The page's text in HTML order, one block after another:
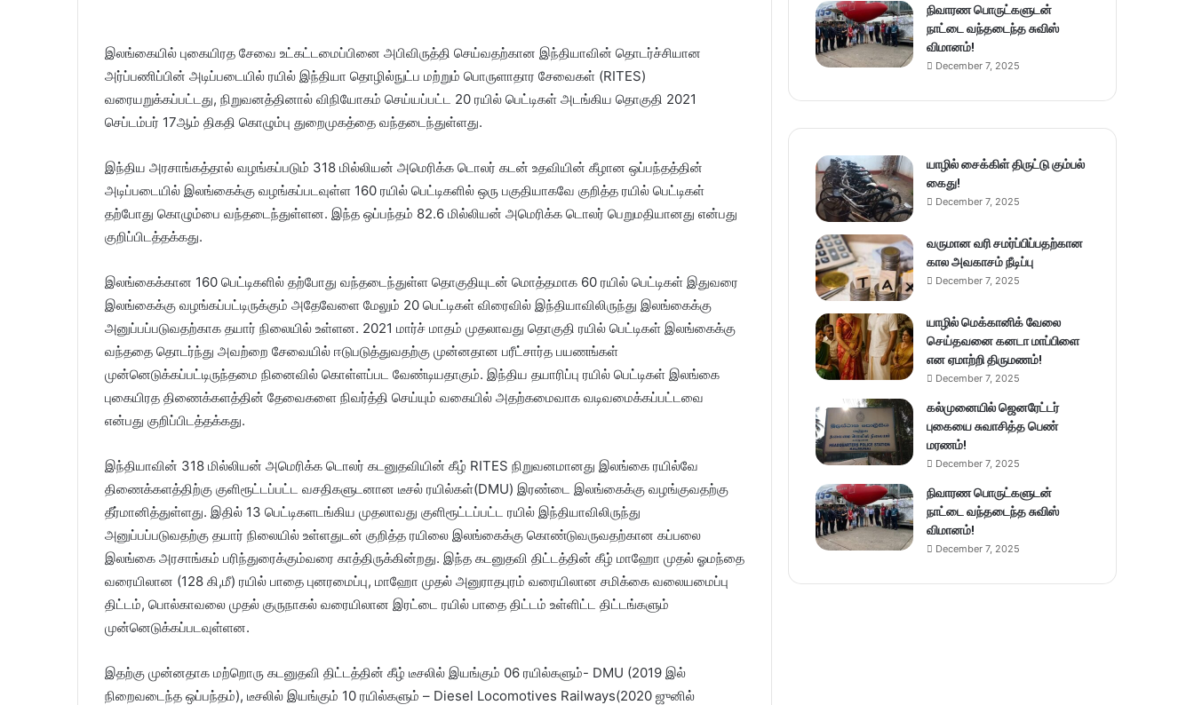
இலங்கையில் புகையிரத சேவை உட்கட்டமைப்பினை அபிவிருத்தி செய்வதற்கான இந்தியாவின் தொடர்ச்சியான
அர்ப்பணிப்பின் அடிப்படையில் ரயில் இந்தியா தொழில்நுட்ப மற்றும் பொருளாதார சேவைகள் (RITES)
வரையறுக்கப்பட்டது, நிறுவனத்தினால் விநியோகம் செய்யப்பட்ட 20 ரயில் பெட்டிகள் அடங்கிய தொகுதி 2021
செப்டம்பர் 17ஆம் திகதி கொழும்பு துறைமுகத்தை வந்தடைந்துள்ளது.
இந்திய அரசாங்கத்தால் வழங்கப்படும் 318 மில்லியன் அமெரிக்க டொலர் கடன் உதவியின் கீழான ஒப்பந்தத்தின்
அடிப்படையில் இலங்கைக்கு வழங்கப்படவுள்ள 160 ரயில் பெட்டிகளில் ஒரு பகுதியாகவே குறித்த ரயில் பெட்டிகள்
தற்போது கொழும்பை வந்தடைந்துள்ளன. இந்த ஒப்பந்தம் 82.6 மில்லியன் அமெரிக்க டொலர் பெறுமதியானது என்பது
குறிப்பிடத்தக்கது.
இலங்கைக்கான 160 பெட்டிகளில் தற்போது வந்தடைந்துள்ள தொகுதியுடன் மொத்தமாக 60 ரயில் பெட்டிகள் இதுவரை
இலங்கைக்கு வழங்கப்பட்டிருக்கும் அதேவேளை மேலும் 20 பெட்டிகள் விரைவில் இந்தியாவிலிருந்து இலங்கைக்கு
அனுப்பப்படுவதற்காக தயார் நிலையில் உள்ளன. 2021 மார்ச் மாதம் முதலாவது தொகுதி ரயில் பெட்டிகள் இலங்கைக்கு
வந்ததை தொடர்ந்து அவற்றை சேவையில் ஈடுபடுத்துவதற்கு முன்னதான பரீட்சார்த பயணங்கள்
முன்னெடுக்கப்பட்டிருந்தமை நினைவில் கொள்ளப்பட வேண்டியதாகும். இந்திய தயாரிப்பு ரயில் பெட்டிகள் இலங்கை
புகையிரத திணைக்களத்தின் தேவைகளை நிவர்த்தி செய்யும் வகையில் அதற்கமைவாக வடிவமைக்கப்பட்டவை
என்பது குறிப்பிடத்தக்கது.
இந்தியாவின் 318 மில்லியன் அமெரிக்க டொலர் கடனுதவியின் கீழ் RITES நிறுவனமானது இலங்கை ரயில்வே
திணைக்களத்திற்கு குளிரூட்டப்பட்ட வசதிகளுடனான டீசல் ரயில்கள்(DMU) இரண்டை இலங்கைக்கு வழங்குவதற்கு
தீர்மானித்துள்ளது. இதில் 13 பெட்டிகளடங்கிய முதலாவது குளிரூட்டப்பட்ட ரயில் இந்தியாவிலிருந்து
அனுப்பப்படுவதற்கு தயார் நிலையில் உள்ளதுடன் குறித்த ரயிலை இலங்கைக்கு கொண்டுவருவதற்கான கப்பலை
இலங்கை அரசாங்கம் பரிந்துரைக்கும்வரை காத்திருக்கின்றது. இந்த கடனுதவி திட்டத்தின் கீழ் மாஹோ முதல் ஓமந்தை
வரையிலான (128 கி,மீ) ரயில் பாதை புனரமைப்பு, மாஹோ முதல் அனுராதபுரம் வரையிலான சமிக்கை வலையமைப்பு
திட்டம், பொல்காவலை முதல் குருநாகல் வரையிலான இரட்டை ரயில் பாதை திட்டம் உள்ளிட்ட திட்டங்களும்
முன்னெடுக்கப்படவுள்ளன.
இதற்கு முன்னதாக மற்றொரு கடனுதவி திட்டத்தின் கீழ் டீசலில் இயங்கும் 06 ரயில்களும்- DMU (2019 இல்
நிறைவடைந்த ஒப்பந்தம்), டீசலில் இயங்கும் 10 ரயில்களும் – Diesel Locomotives Railways(2020 ஜுனில்
நிவாரண பொருட்களுடன்
நாட்டை வந்தடைந்த சுவிஸ்
விமானம்!
December 7, 2025
யாழில் சைக்கிள் திருட்டு கும்பல்
கைது!
December 7, 2025
வருமான வரி சமர்ப்பிப்பதற்கான
கால அவகாசம் நீடிப்பு
December 7, 2025
யாழில் மெக்கானிக் வேலை
செய்தவனை கனடா மாப்பிளை
என ஏமாற்றி திருமணம்!
December 7, 2025
கல்முனையில் ஜெனரேட்டர்
புகையை சுவாசித்த பெண்
மரணம்!
December 7, 2025
நிவாரண பொருட்களுடன்
நாட்டை வந்தடைந்த சுவிஸ்
விமானம்!
December 7, 2025